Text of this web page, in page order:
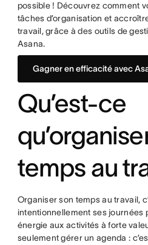
possible ! Découvrez comment
tâches d’organisation et
travail, grâce à des outils de
Asana.
Gagner en efficacité avec
Qu’est-ce
temps au
Organiser son temps au travail,
intentionnellement ses journées
énergie aux activités à forte
seulement gérer un agenda :